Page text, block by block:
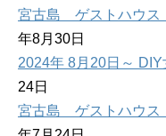
宮古島 ゲストハウ
年8月30日
2024年 8月20日～
24日
宮古島 ゲストハウ